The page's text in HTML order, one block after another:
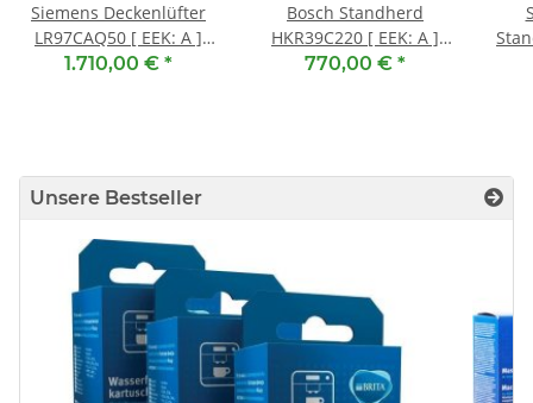
Siemens Deckenlüfter
LR97CAQ50 [ EEK: A ]
Edelstahl, 90 cm
1.710,00 € *
Bosch Standherd
HKR39C220 [ EEK: A ]
Weiß
770,00 € *
Unsere Bestseller